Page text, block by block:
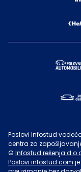
Poslovi Infostud
centra za
© Infostud rešenja
Poslovi.infostud.com